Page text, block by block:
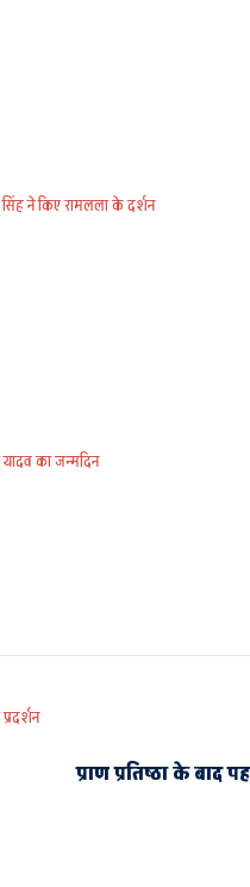
सिंह ने किए रामलला के दर्शन
का जन्मदिन
प्राण प्रतिष्ठा के बाद